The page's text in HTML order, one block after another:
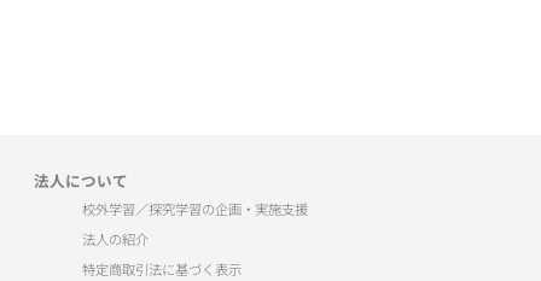
法人について
校外学習／探究学習の企画・実施支援
法人の紹介
特定商取引法に基づく表示